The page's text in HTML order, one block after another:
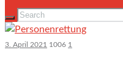
3. April 2021 1006 1